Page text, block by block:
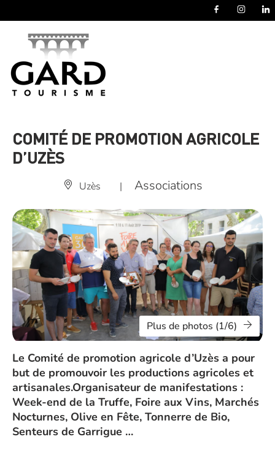
COMITÉ DE PROMOTION AGRICOLE
D’UZÈS
Uzès | Associations
Plus de photos (1/6)
Le Comité de promotion agricole d’Uzès a pour
but de promouvoir les productions agricoles et
artisanales.Organisateur de manifestations :
Week-end de la Truffe, Foire aux Vins, Marchés
Nocturnes, Olive en Fête, Tonnerre de Bio,
Senteurs de Garrigue …